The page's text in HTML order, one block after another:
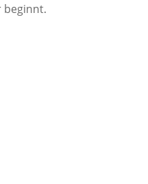
beginnt.